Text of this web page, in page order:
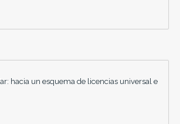
hacia un esquema de licencias universal e